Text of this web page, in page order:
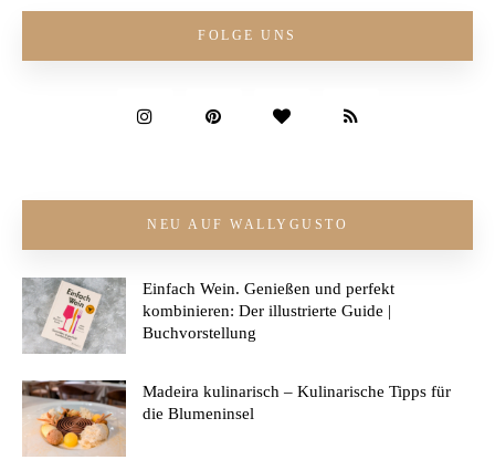
FOLGE UNS
NEU AUF WALLYGUSTO
Einfach Wein. Genießen und perfekt
kombinieren: Der illustrierte Guide |
Buchvorstellung
Madeira kulinarisch – Kulinarische Tipps für
die Blumeninsel